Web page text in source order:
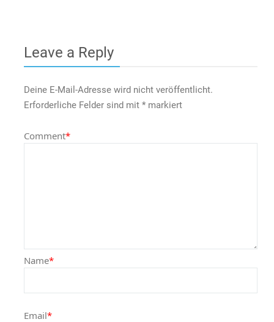
Leave a Reply
Deine E-Mail-Adresse wird nicht veröffentlicht.
Erforderliche Felder sind mit * markiert
Comment*
Name*
Email*